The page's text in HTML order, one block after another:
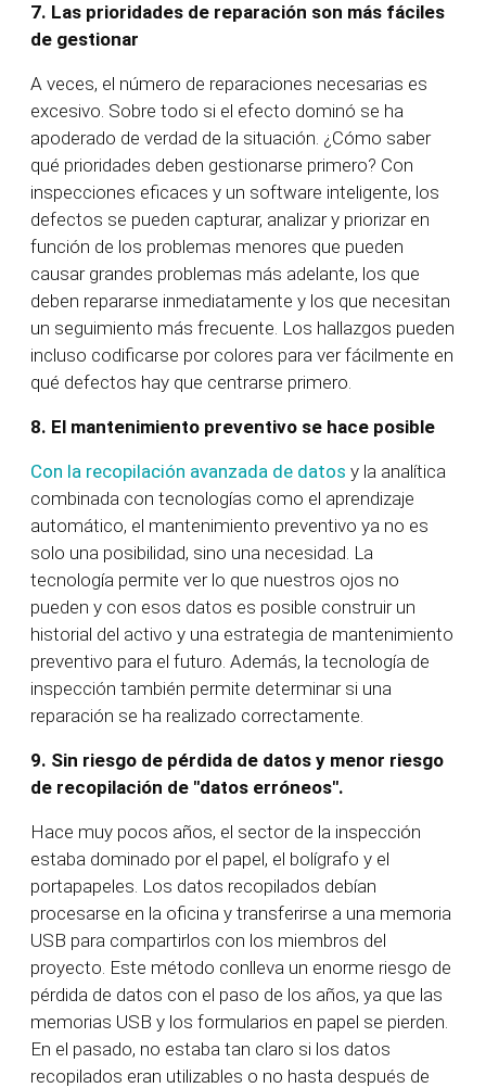
7. Las prioridades de reparación son más fáciles
de gestionar
A veces, el número de reparaciones necesarias es
excesivo. Sobre todo si el efecto dominó se ha
apoderado de verdad de la situación. ¿Cómo saber
qué prioridades deben gestionarse primero? Con
inspecciones eficaces y un software inteligente, los
defectos se pueden capturar, analizar y priorizar en
función de los problemas menores que pueden
causar grandes problemas más adelante, los que
deben repararse inmediatamente y los que necesitan
un seguimiento más frecuente. Los hallazgos pueden
incluso codificarse por colores para ver fácilmente en
qué defectos hay que centrarse primero.
8. El mantenimiento preventivo se hace posible
Con la recopilación avanzada de datos y la analítica
combinada con tecnologías como el aprendizaje
automático, el mantenimiento preventivo ya no es
solo una posibilidad, sino una necesidad. La
tecnología permite ver lo que nuestros ojos no
pueden y con esos datos es posible construir un
historial del activo y una estrategia de mantenimiento
preventivo para el futuro. Además, la tecnología de
inspección también permite determinar si una
reparación se ha realizado correctamente.
9. Sin riesgo de pérdida de datos y menor riesgo
de recopilación de "datos erróneos".
Hace muy pocos años, el sector de la inspección
estaba dominado por el papel, el bolígrafo y el
portapapeles. Los datos recopilados debían
procesarse en la oficina y transferirse a una memoria
USB para compartirlos con los miembros del
proyecto. Este método conlleva un enorme riesgo de
pérdida de datos con el paso de los años, ya que las
memorias USB y los formularios en papel se pierden.
En el pasado, no estaba tan claro si los datos
recopilados eran utilizables o no hasta después de